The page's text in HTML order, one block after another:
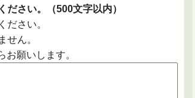
ださい。（500文字以内）
ださい。
せん。
お願いします。